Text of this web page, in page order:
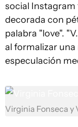
social
decorada con
palabra "love".
al formalizar
especulación
Virginia Fonseca y